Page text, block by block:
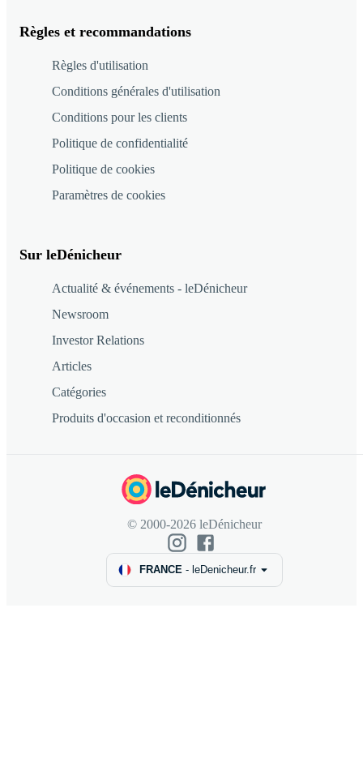
Règles et recommandations
Règles d'utilisation
Conditions générales d'utilisation
Conditions pour les clients
Politique de confidentialité
Politique de cookies
Paramètres de cookies
Sur leDénicheur
Actualité & événements - leDénicheur
Newsroom
Investor Relations
Articles
Catégories
Produits d'occasion et reconditionnés
© 2000-2026 leDénicheur
FRANCE - leDenicheur.fr